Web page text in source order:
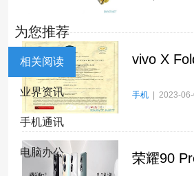
vivo X
手机 | 2023-
荣耀90
为您推荐
相关阅读
业界资讯
手机通讯
电脑办公